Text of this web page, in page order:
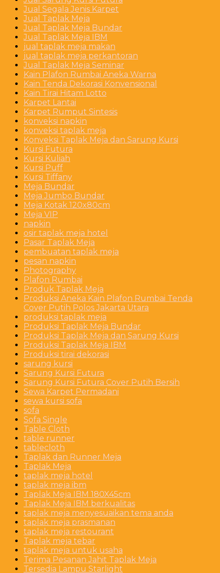
Jual Segala Jenis Karpet
Jual Taplak Meja
Jual Taplak Meja Bundar
Jual Taplak Meja IBM
jual taplak meja makan
jual taplak meja perkantoran
Jual Taplak Meja Seminar
Kain Plafon Rumbai Aneka Warna
Kain Tenda Dekorasi Konvensional
Kain Tirai Hitam Lotto
Karpet Lantai
Karpet Rumput Sintesis
konveksi napkin
konveksi taplak meja
Konveksi Taplak Meja dan Sarung Kursi
Kursi Futura
Kursi Kuliah
Kursi Puff
Kursi Tiffany
Meja Bundar
Meja Jumbo Bundar
Meja Kotak 120x80cm
Meja VIP
napkin
osir taplak meja hotel
Pasar Taplak Meja
pembuatan taplak meja
pesan napkin
Photography
Plafon Rumbai
Produk Taplak Meja
Produksi Aneka Kain Plafon Rumbai Tenda
Cover Putih Polos Jakarta Utara
produksi taplak meja
Produksi Taplak Meja Bundar
Produksi Taplak Meja dan Sarung Kursi
Produksi Taplak Meja IBM
Produksi tirai dekorasi
sarung kursi
Sarung Kursi Futura
Sarung Kursi Futura Cover Putih Bersih
Sewa Karpet Permadani
sewa kursi sofa
sofa
Sofa Single
Table Cloth
table runner
tablecloth
Taplak dan Runner Meja
Taplak Meja
taplak meja hotel
taplak meja ibm
Taplak Meja IBM 180X45cm
Taplak Meja IBM berkualitas
taplak meja menyesuaikan tema anda
taplak meja prasmanan
taplak meja restourant
Taplak meja tebar
taplak meja untuk usaha
Terima Pesanan Jahit Taplak Meja
Tersedia Lampu Starlight